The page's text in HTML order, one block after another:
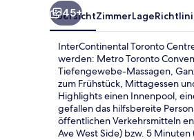
45+
ÜbersichtZimmerLage
InterContinental Toronto
werden: Metro Toronto
Tiefengewebe-Massagen,
zum Frühstück, Mittagessen
Highlights einen Innenpool,
gefallen das hilfsbereite
öffentlichen Verkehrsmitteln
Ave West Side) bzw. 5